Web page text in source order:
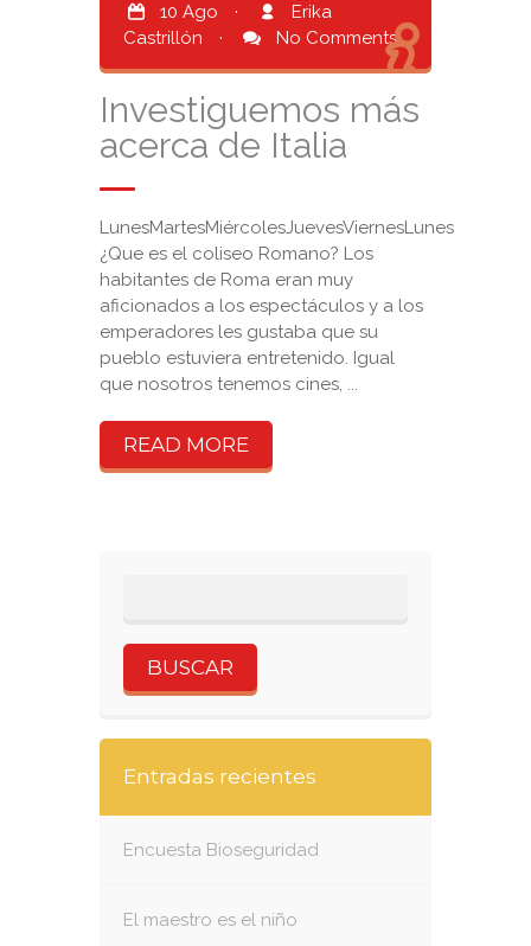
10 Ago ·
Erika
Castrillón
· No Comments
Investiguemos más
acerca de Italia
LunesMartesMiércolesJuevesViernesLunes
¿Que es el coliseo Romano? Los
habitantes de Roma eran muy
aficionados a los espectáculos y a los
emperadores les gustaba que su
pueblo estuviera entretenido. Igual
que nosotros tenemos cines, ...
READ MORE
Entradas recientes
Encuesta Bioseguridad
El maestro es el niño